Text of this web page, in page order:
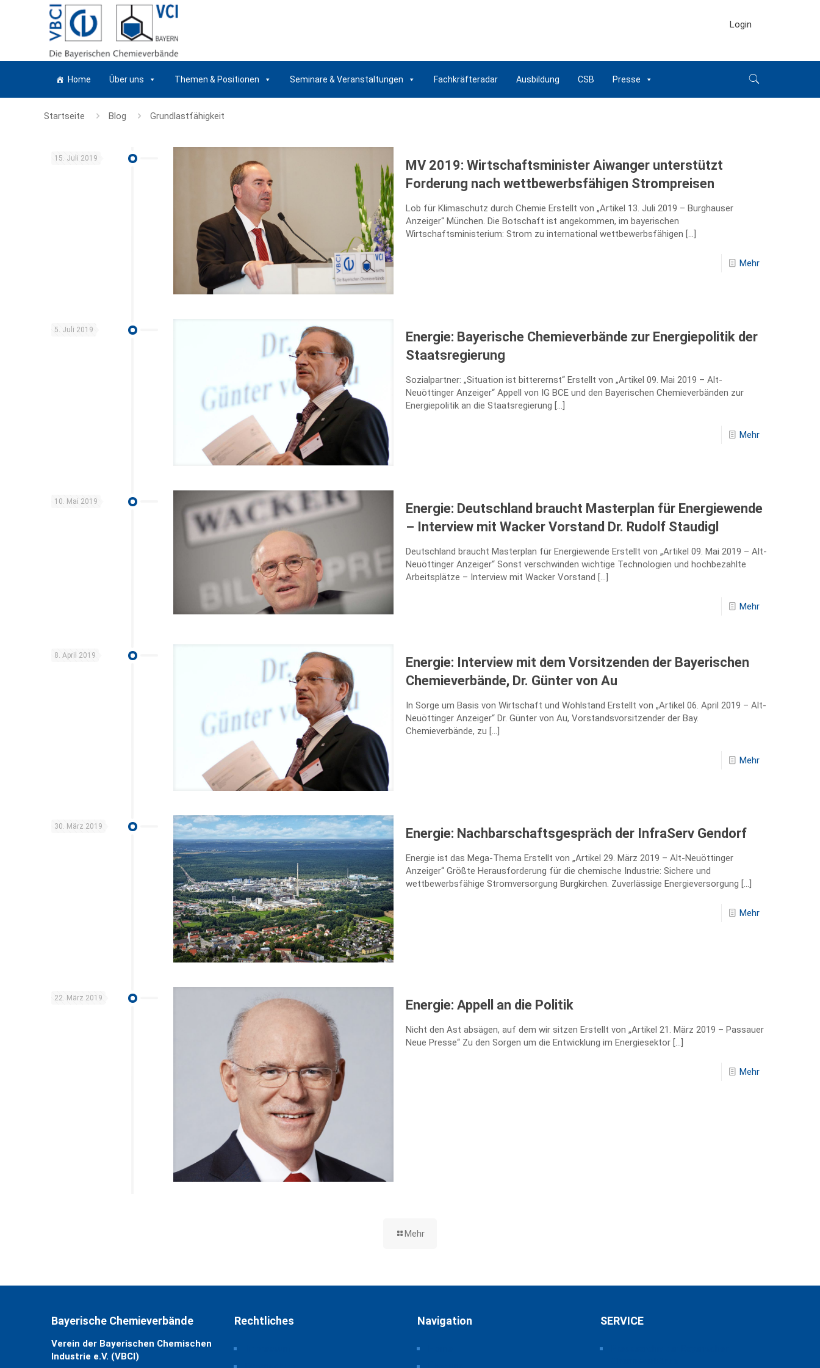
Login
Home Über uns Themen & Positionen Seminare & Veranstaltungen Fachkräfteradar Ausbildung CSB Presse
Startseite Blog Grundlastfähigkeit
15. Juli 2019
MV 2019: Wirtschaftsminister Aiwanger unterstützt
Forderung nach wettbewerbsfähigen Strompreisen
Lob für Klimaschutz durch Chemie Erstellt von „Artikel 13. Juli 2019 – Burghauser
Anzeiger“ München. Die Botschaft ist angekommen, im bayerischen
Wirtschaftsministerium: Strom zu international wettbewerbsfähigen […]
Mehr
5. Juli 2019
Energie: Bayerische Chemieverbände zur Energiepolitik der
Staatsregierung
Sozialpartner: „Situation ist bitterernst“ Erstellt von „Artikel 09. Mai 2019 – Alt-
Neuöttinger Anzeiger“ Appell von IG BCE und den Bayerischen Chemieverbänden zur
Energiepolitik an die Staatsregierung […]
Mehr
10. Mai 2019
Energie: Deutschland braucht Masterplan für Energiewende
– Interview mit Wacker Vorstand Dr. Rudolf Staudigl
Deutschland braucht Masterplan für Energiewende Erstellt von „Artikel 09. Mai 2019 – Alt-
Neuöttinger Anzeiger“ Sonst verschwinden wichtige Technologien und hochbezahlte
Arbeitsplätze – Interview mit Wacker Vorstand […]
Mehr
8. April 2019
Energie: Interview mit dem Vorsitzenden der Bayerischen
Chemieverbände, Dr. Günter von Au
In Sorge um Basis von Wirtschaft und Wohlstand Erstellt von „Artikel 06. April 2019 – Alt-
Neuöttinger Anzeiger“ Dr. Günter von Au, Vorstandsvorsitzender der Bay.
Chemieverbände, zu […]
Mehr
30. März 2019 Energie: Nachbarschaftsgespräch der InfraServ Gendorf
Energie ist das Mega-Thema Erstellt von „Artikel 29. März 2019 – Alt-Neuöttinger
Anzeiger“ Größte Herausforderung für die chemische Industrie: Sichere und
wettbewerbsfähige Stromversorgung Burgkirchen. Zuverlässige Energieversorgung […]
Mehr
22. März 2019 Energie: Appell an die Politik
Nicht den Ast absägen, auf dem wir sitzen Erstellt von „Artikel 21. März 2019 – Passauer
Neue Presse“ Zu den Sorgen um die Entwicklung im Energiesektor […]
Mehr
Mehr
Bayerische Chemieverbände
Verein der Bayerischen Chemischen
Industrie e.V. (VBCI)
Rechtliches Navigation SERVICE